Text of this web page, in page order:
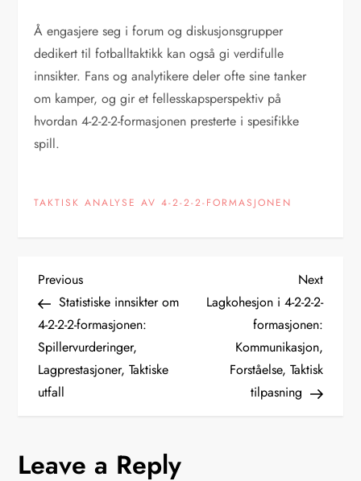
Å engasjere seg i forum og diskusjonsgrupper
dedikert til fotballtaktikk kan også gi verdifulle
innsikter. Fans og analytikere deler ofte sine tanker
om kamper, og gir et fellesskapsperspektiv på
hvordan 4-2-2-2-formasjonen presterte i spesifikke
spill.
TAKTISK ANALYSE AV 4-2-2-2-FORMASJONEN
P
o
s
t
Previous
Post
Previous
Statistiske innsikter om
4-2-2-2-formasjonen:
Spillervurderinger,
Lagprestasjoner, Taktiske
utfall
Next
Post
Next
Lagkohesjon i 4-2-2-2-
formasjonen:
Kommunikasjon,
Forståelse, Taktisk
tilpasning
Leave a Reply